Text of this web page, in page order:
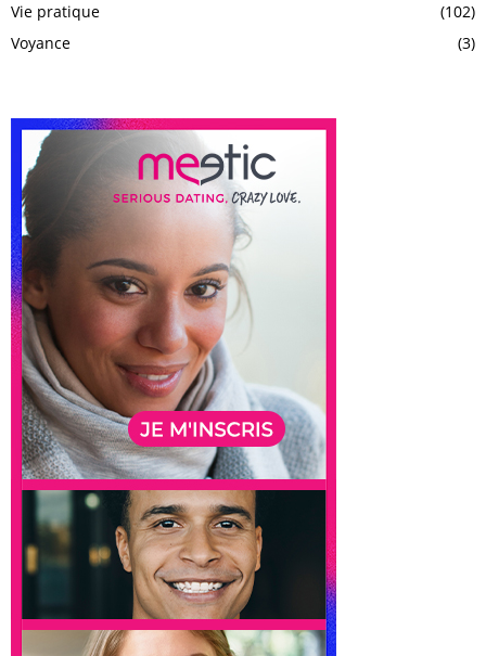
Vie pratique
(102)
Voyance
(3)